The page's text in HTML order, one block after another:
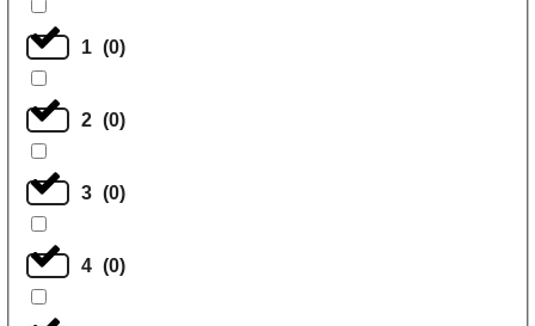
1 (0)
2 (0)
3 (0)
4 (0)